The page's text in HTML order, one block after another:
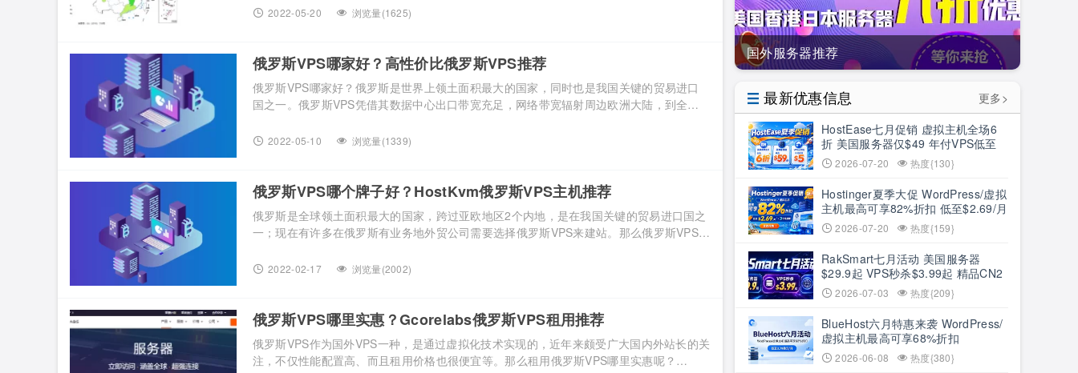
要的朋友可以看过来喔~ HostKvm优惠码：（八折） 方案 CPU 内存 硬盘 带宽 流量/月 价
2022-05-20 浏览量(1625)
俄罗斯VPS哪家好？高性价比俄罗斯VPS推荐
俄罗斯VPS哪家好？俄罗斯是世界上领土面积最大的国家，同时也是我国关键的贸易进口
国之一。俄罗斯VPS凭借其数据中心出口带宽充足，网络带宽辐射周边欧洲大陆，到全球
该怎么选择呢？今天小编要为大家介绍的就是HostKvm俄罗斯VPS。 HostKvm成立于2013
2022-05-10 浏览量(1339)
俄罗斯VPS哪个牌子好？HostKvm俄罗斯VPS主机推荐
俄罗斯是全球领土面积最大的国家，跨过亚欧地区2个内地，是在我国关键的贸易进口国之
一；现在有许多在俄罗斯有业务地外贸公司需要选择俄罗斯VPS来建站。那么俄罗斯VPS哪
一家成立于2013年的国外主机商，拥有九年的Kvm VPS运作经验，提供中国香港、美国、
2022-02-17 浏览量(2002)
俄罗斯VPS哪里实惠？Gcorelabs俄罗斯VPS租用推荐
俄罗斯VPS作为国外VPS一种，是通过虚拟化技术实现的，近年来颇受广大国内外站长的关
注，不仅性能配置高、而且租用价格也很便宜等。那么租用俄罗斯VPS哪里实惠呢？
国外服务器推荐
最新优惠信息
更多>
HostEase七月促销 虚拟主机全场6
折 美国服务器仅$49 年付VPS低至
$34.9 RTX5090新购立减$100
2026-07-20 热度{130}
Hostinger夏季大促 WordPress/虚拟
主机最高可享82%折扣 低至$2.69/月
+3个月赠期
2026-07-20 热度{159}
RakSmart七月活动 美国服务器
$29.9起 VPS秒杀$3.99起 精品CN2
低至6.5折
2026-07-03 热度{209}
BlueHost六月特惠来袭 WordPress/
虚拟主机最高可享68%折扣
2026-06-08 热度{380}